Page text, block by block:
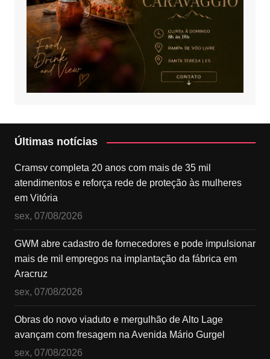
Últimas notícias
Cramsv completa 20 anos com mais de 35 mil
atendimentos e reforça rede de proteção às mulheres
em Vitória
sex, 07/08/2026
GWM abre cadastro de fornecedores e pode impulsionar
mais de mil empregos na implantação da fábrica em
Aracruz
sex, 07/08/2026
Obras do novo viaduto e mergulhão de Alto Lage
avançam com fresagem na Avenida Mário Gurgel
sex, 07/08/2026